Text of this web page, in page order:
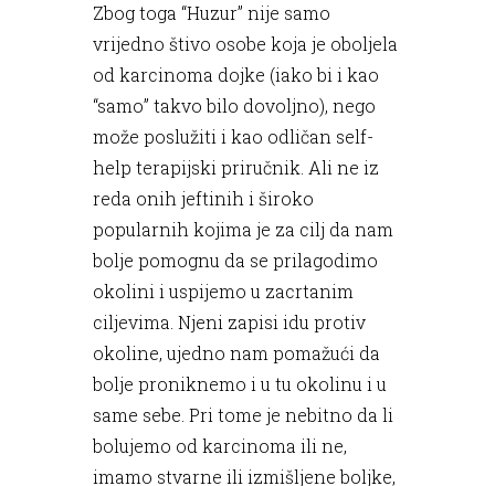
Zbog toga “Huzur” nije samo
vrijedno štivo osobe koja je oboljela
od karcinoma dojke (iako bi i kao
“samo” takvo bilo dovoljno), nego
može poslužiti i kao odličan self-
help terapijski priručnik. Ali ne iz
reda onih jeftinih i široko
popularnih kojima je za cilj da nam
bolje pomognu da se prilagodimo
okolini i uspijemo u zacrtanim
ciljevima. Njeni zapisi idu protiv
okoline, ujedno nam pomažući da
bolje proniknemo i u tu okolinu i u
same sebe. Pri tome je nebitno da li
bolujemo od karcinoma ili ne,
imamo stvarne ili izmišljene boljke,